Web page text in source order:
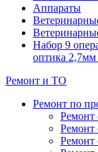
Аппараты
Набор 9
оптика 2,7мм
Ремонт и ТО
Ремонт по
Ремонт
Ремонт